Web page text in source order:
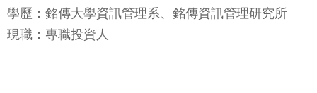
學歷：銘傳大學資訊管理系、銘傳資訊管理研究所
現職：專職投資人